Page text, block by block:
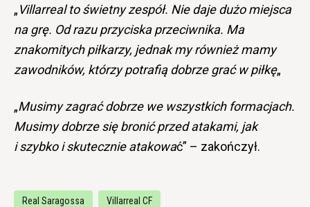
„Villarreal to świetny zespół. Nie daje dużo miejsca
na grę. Od razu przyciska przeciwnika. Ma
znakomitych piłkarzy, jednak my również mamy
zawodników, którzy potrafią dobrze grać w piłkę„
„Musimy zagrać dobrze we wszystkich formacjach.
Musimy dobrze się bronić przed atakami, jak
i szybko i skutecznie atakować” – zakończył.
Real Saragossa Villarreal CF